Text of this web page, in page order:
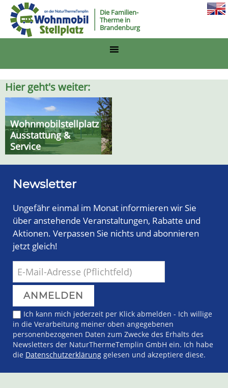
Die Familien-
Therme in
Brandenburg
Hier geht's weiter:
Wohnmobilstellplatz
Ausstattung &
Service
Newsletter
Ungefähr einmal im Monat informieren wir Sie
über anstehende Veranstaltungen, Rabatte und
Aktionen. Verpassen Sie nichts und abonnieren
jetzt gleich!
Ich kann mich jederzeit per Klick abmelden - Ich willige
in die Verarbeitung meiner oben angegebenen
personenbezogenen Daten zum Zwecke des Erhalts des
Newsletters der NaturThermeTemplin GmbH ein. Ich habe
die Datenschutzerklärung gelesen und akzeptiere diese.